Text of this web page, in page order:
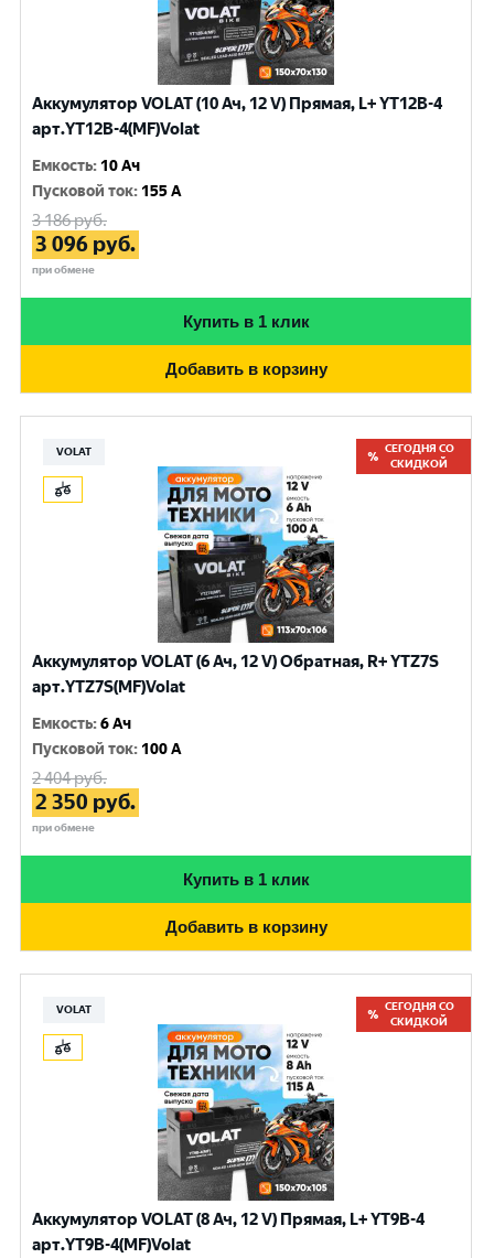
Аккумулятор VOLAT (10 Ач, 12 V) Прямая, L+ YT12B-4
арт.YT12B-4(MF)Volat
Емкость: 10 Ач
Пусковой ток: 155 A
3 186руб.
3 096 руб.
при обмене
Купить в 1 клик
Добавить в корзину
VOLAT
СЕГОДНЯ СО
СКИДКОЙ
Аккумулятор VOLAT (6 Ач, 12 V) Обратная, R+ YTZ7S
арт.YTZ7S(MF)Volat
Емкость:6 Ач
Пусковой ток: 100 A
2 404руб.
2 350 руб.
при обмене
Купить в 1 клик
Добавить в корзину
VOLAT
СЕГОДНЯ СО
СКИДКОЙ
Аккумулятор VOLAT (8 Ач, 12 V) Прямая, L+ YT9B-4
арт.YT9B-4(MF)Volat